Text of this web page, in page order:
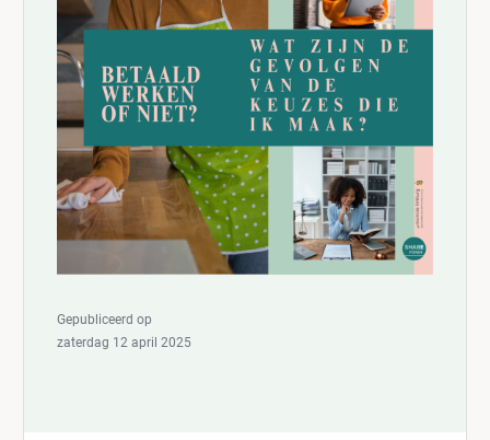
Gepubliceerd op
zaterdag 12 april 2025